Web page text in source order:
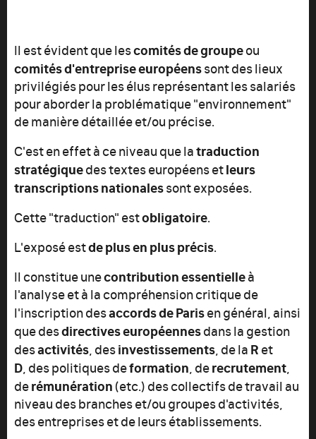
Il est évident que lescomités de groupeou
comités d'entreprise européenssont des lieux
privilégiés pour les élus représentant les salariés
pour aborder la problématique "environnement"
de manière détaillée et/ou précise.
C'est en effet à ce niveau que latraduction
stratégiquedes textes européens etleurs
transcriptions nationalessont exposées.
Cette "traduction" estobligatoire.
L'exposé estde plus en plus précis.
Il constitue unecontribution essentielleà
l'analyse et à la compréhension critique de
l'inscription desaccords de Parisen général, ainsi
que desdirectives européennesdans la gestion
desactivités , desinvestissements , de laRet
D des politiques deformation , derecrutement
derémunération(etc.) des collectifs de travail au
niveau des branches et/ou groupes d'activités,
des entreprises et de leurs établissements.